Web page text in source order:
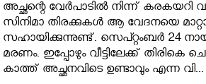
അച്ഛന്റെ വേര്‍പാടില്‍ നിന്ന് കരകയറി
സിനിമാ തിരക്കുകള്‍ ആ വേദനയെ
സഹായിക്കുന്നുണ്ട്. സെപ്റ്റംബര്‍ 24
മരണം. ഇപ്പോഴും വീട്ടിലേക്ക് തിരികെ
കാത്ത് അച്ഛനവിടെ ഉണ്ടാവും എന്ന